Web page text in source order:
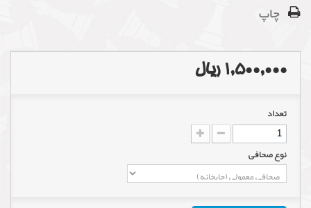
چاپ
1,500,000 ریال
تعداد
نوع صحافی